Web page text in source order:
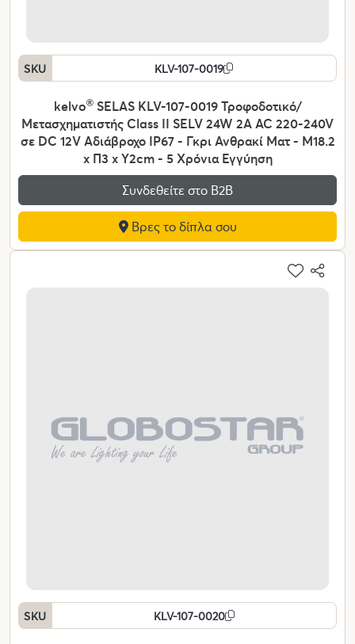
SKU KLV-107-0019
kelvo®SELAS KLV-107-0019 Τροφοδοτικό/
Μετασχηματιστής Class II SELV 24W 2A AC 220-240V
σε DC 12V Αδιάβροχο IP67 - Γκρι Ανθρακί Ματ - Μ18.2
x Π3 x Υ2cm - 5 Χρόνια Εγγύηση
Συνδεθείτε στο Β2Β
Βρες το δίπλα σου
SKU KLV-107-0020